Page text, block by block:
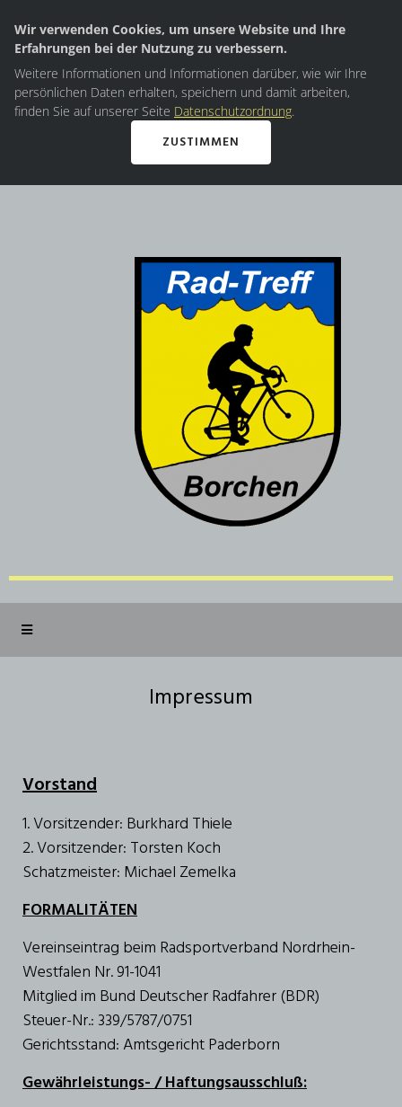
Impressum
Vorstand
1. Vorsitzender: Burkhard Thiele
2. Vorsitzender: Torsten Koch
Schatzmeister: Michael Zemelka
FORMALITÄTEN
Vereinseintrag beim Radsportverband Nordrhein-
Westfalen Nr. 91-1041
Mitglied im Bund Deutscher Radfahrer (BDR)
Steuer-Nr.: 339/5787/0751
Gerichtsstand: Amtsgericht Paderborn
Gewährleistungs- / Haftungsausschluß:
Wir verwenden Cookies, um unsere Website und Ihre
Erfahrungen bei der Nutzung zu verbessern.
Weitere Informationen und Informationen darüber, wie wir Ihre
persönlichen Daten erhalten, speichern und damit arbeiten,
finden Sie auf unserer Seite Datenschutzordnung.
ZUSTIMMEN